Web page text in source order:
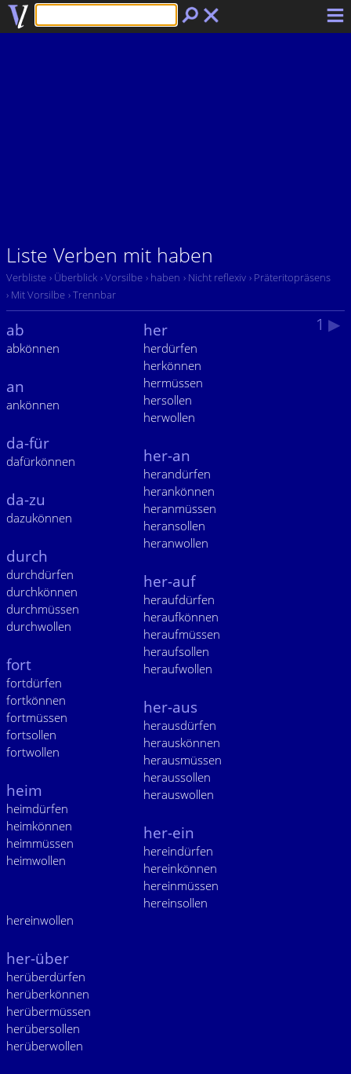
Liste Verben mit haben
Verbliste › Überblick › Vorsilbe › haben › Nicht reflexiv › Präteritopräsens
› Mit Vorsilbe › Trennbar
1 ▶
ab
abkönnen
an
ankönnen
da-für
dafürkönnen
da-zu
dazukönnen
durch
durchdürfen
durchkönnen
durchmüssen
durchwollen
fort
fortdürfen
fortkönnen
fortmüssen
fortsollen
fortwollen
heim
heimdürfen
heimkönnen
heimmüssen
heimwollen
her
herdürfen
herkönnen
hermüssen
hersollen
herwollen
her-an
herandürfen
herankönnen
heranmüssen
heransollen
heranwollen
her-auf
heraufdürfen
heraufkönnen
heraufmüssen
heraufsollen
heraufwollen
her-aus
herausdürfen
herauskönnen
herausmüssen
heraussollen
herauswollen
her-ein
hereindürfen
hereinkönnen
hereinmüssen
hereinsollen
hereinwollen
her-über
herüberdürfen
herüberkönnen
herübermüssen
herübersollen
herüberwollen